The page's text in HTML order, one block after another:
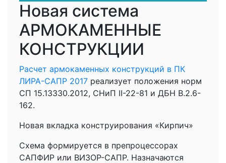
Новая система
АРМОКАМЕННЫЕ
КОНСТРУКЦИИ
Расчет армокаменных конструкций в ПК
ЛИРА-САПР 2017реализует положения норм
СП 15.13330.2012, СНиП II-22-81 и ДБН В.2.6-
162.
Новая вкладка конструирования «Кирпич»
Схема формируется в препроцессорах
САПФИР или ВИЗОР-САПР. Назначаются